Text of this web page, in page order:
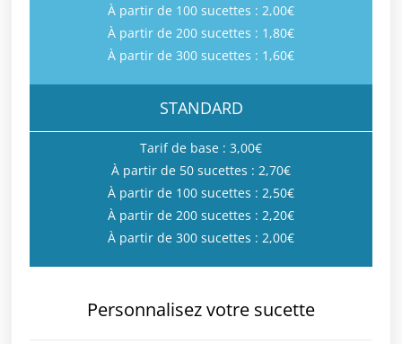
À partir de 100 sucettes : 2,00€
À partir de 200 sucettes : 1,80€
À partir de 300 sucettes : 1,60€
STANDARD
Tarif de base : 3,00€
À partir de 50 sucettes : 2,70€
À partir de 100 sucettes : 2,50€
À partir de 200 sucettes : 2,20€
À partir de 300 sucettes : 2,00€
Personnalisez votre sucette